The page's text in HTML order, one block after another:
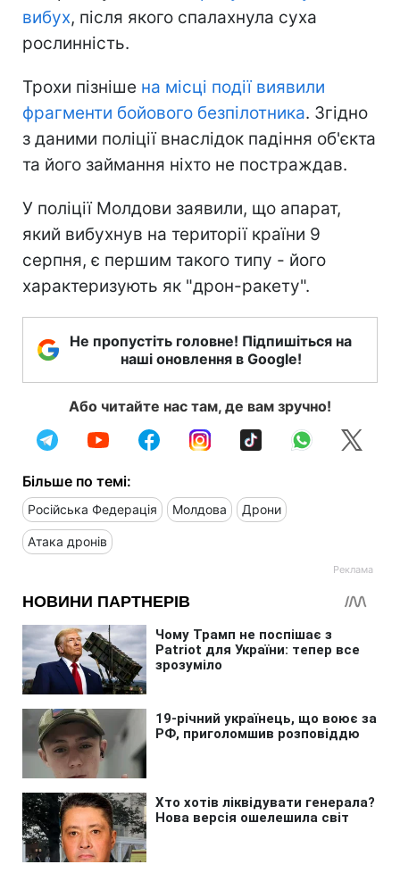
вибух, після якого спалахнула суха
рослинність.
Трохи пізніше на місці події виявили
фрагменти бойового безпілотника. Згідно
з даними поліції внаслідок падіння об'єкта
та його займання ніхто не постраждав.
У поліції Молдови заявили, що апарат,
який вибухнув на території країни 9
серпня, є першим такого типу - його
характеризують як "дрон-ракету".
Не пропустіть головне! Підпишіться на
наші оновлення в Google!
Або читайте нас там, де вам зручно!
Більше по темі:
Російська Федерація Молдова Дрони
Атака дронів